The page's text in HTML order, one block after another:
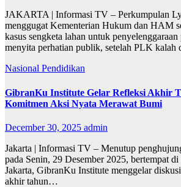
JAKARTA | Informasi TV – Perkumpulan
menggugat Kementerian Hukum dan HAM
kasus sengketa lahan untuk
menyita perhatian publik, setelah PLK
Nasional Pendidikan
GibranKu Institute Gelar Refleksi Akhir
Komitmen Aksi Nyata Merawat Bumi
December 30, 2025 admin
Jakarta | Informasi TV – Menutup
pada Senin, 29 Desember 2025, bertempat
Jakarta, GibranKu Institute menggelar
akhir tahun…